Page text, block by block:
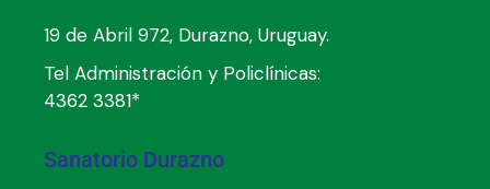
19 de Abril 972, Durazno, Uruguay.
Tel Administración y Policlínicas:
4362 3381*
Sanatorio Durazno